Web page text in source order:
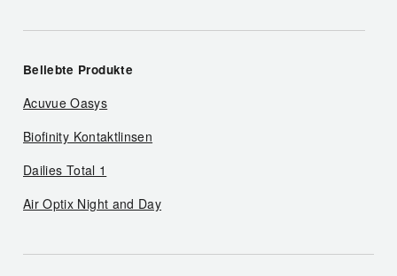
Beliebte Produkte
Acuvue Oasys
Biofinity Kontaktlinsen
Dailies Total 1
Air Optix Night and Day